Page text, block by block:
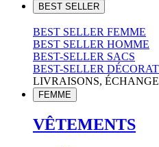
BEST SELLER
BEST SELLER FEMME
BEST SELLER HOMME
BEST-SELLER SACS
BEST-SELLER
LIVRAISONS,
FEMME
VÊTEMENTS